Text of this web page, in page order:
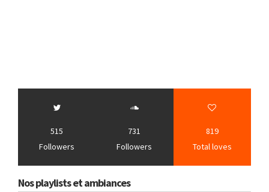
515
Followers
731
Followers
819
Total loves
Nos playlists et ambiances